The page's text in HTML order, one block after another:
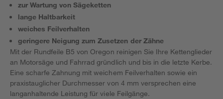
zur Wartung von Sägeketten
lange Haltbarkeit
weiches Feilverhalten
geringere Neigung zum Zusetzen der Zähne
Mit der Rundfeile B5 von Oregon reinigen Sie Ihre Kettenglieder
an Motorsäge und Fahrrad gründlich und bis in die letzte Kerbe.
Eine scharfe Zahnung mit weichem Feilverhalten sowie ein
praxistauglicher Durchmesser von 4 mm versprechen eine
langanhaltende Leistung für viele Feilgänge.